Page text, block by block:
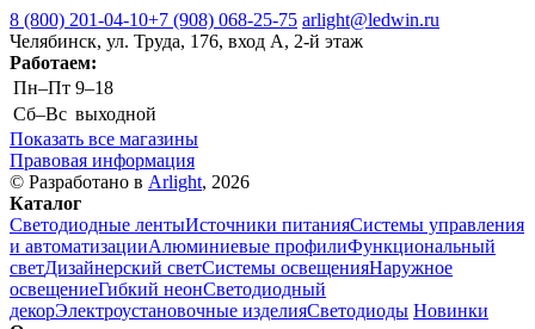
8 (800) 201-04-10+7 (908) 068-25-75 arlight@ledwin.ru
Челябинск, ул. Труда, 176, вход А, 2-й этаж
Работаем:
Пн–Пт 9–18
Сб–Вс выходной
Показать все магазины
Правовая информация
© Разработано в Arlight, 2026
Каталог
Светодиодные лентыИсточники питанияСистемы управления
и автоматизацииАлюминиевые профилиФункциональный
светДизайнерский светСистемы освещенияНаружное
освещениеГибкий неонСветодиодный
декорЭлектроустановочные изделияСветодиоды Новинки